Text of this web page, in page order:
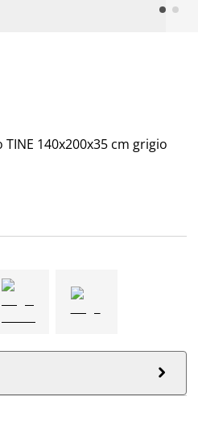
140x200x35 cm grigio
